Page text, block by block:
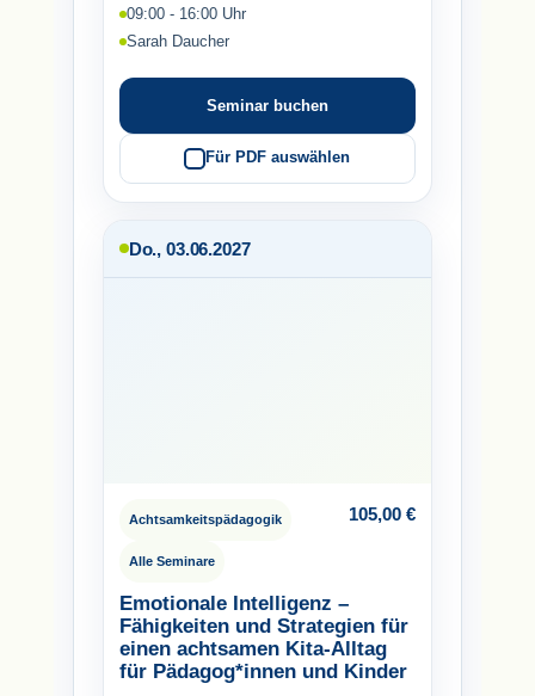
09:00 - 16:00 Uhr
Sarah Daucher
Seminar buchen
Für PDF auswählen
Do., 03.06.2027
Achtsamkeitspädagogik
Alle Seminare
105,00€
Emotionale Intelligenz –
Fähigkeiten und Strategien für
einen achtsamen Kita-Alltag
für Pädagog*innen und Kinder